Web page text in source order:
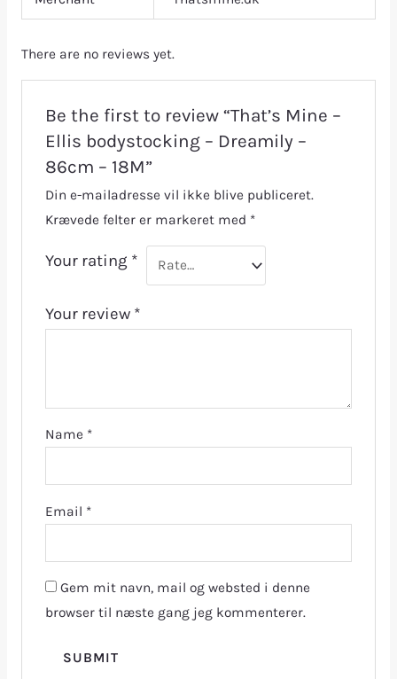
There are no reviews yet.
Be the first to review “That’s Mine –
Ellis bodystocking – Dreamily –
86cm – 18M”
Din e-mailadresse vil ikke blive publiceret.
Krævede felter er markeret med *
Your rating *
Your review *
Name *
Email *
Gem mit navn, mail og websted i denne
browser til næste gang jeg kommenterer.